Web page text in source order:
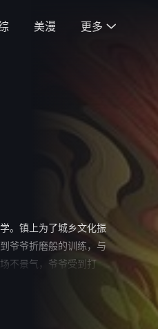
美漫 更多 
。镇上为了城乡文化振
爷爷折磨般的训练，与
不景气，爷爷受到打
孙女日日夜夜坚持，令